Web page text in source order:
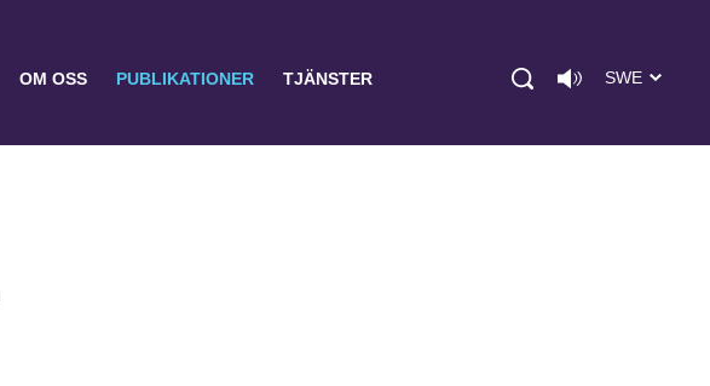
OM OSS PUBLIKATIONER TJÄNSTER SWE